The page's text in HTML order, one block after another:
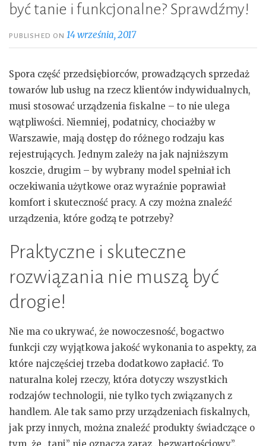
być tanie i funkcjonalne? Sprawdźmy!
PUBLISHED ON14 września, 2017
Spora część przedsiębiorców, prowadzących sprzedaż
towarów lub usług na rzecz klientów indywidualnych,
musi stosować urządzenia fiskalne – to nie ulega
wątpliwości. Niemniej, podatnicy, chociażby w
Warszawie, mają dostęp do różnego rodzaju kas
rejestrujących. Jednym zależy na jak najniższym
koszcie, drugim – by wybrany model spełniał ich
oczekiwania użytkowe oraz wyraźnie poprawiał
komfort i skuteczność pracy. A czy można znaleźć
urządzenia, które godzą te potrzeby?
Praktyczne i skuteczne
rozwiązania nie muszą być
drogie!
Nie ma co ukrywać, że nowoczesność, bogactwo
funkcji czy wyjątkowa jakość wykonania to aspekty, za
które najczęściej trzeba dodatkowo zapłacić. To
naturalna kolej rzeczy, która dotyczy wszystkich
rodzajów technologii, nie tylko tych związanych z
handlem. Ale tak samo przy urządzeniach fiskalnych,
jak przy innych, można znaleźć produkty świadczące o